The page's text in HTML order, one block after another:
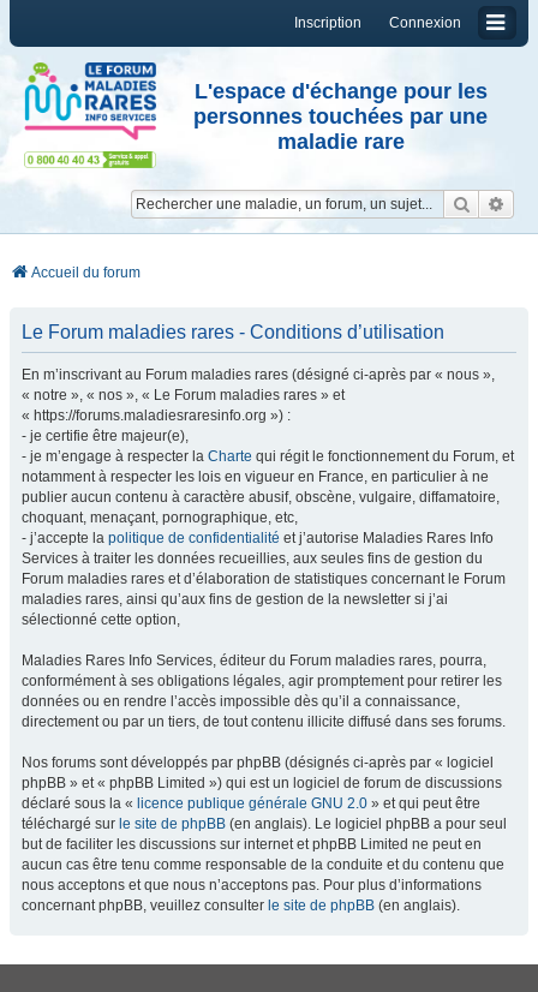
Connexion
Inscription
L'espace d'échange pour les
personnes touchées par une
maladie rare
Accueil du forum
Le Forum maladies rares - Conditions d’utilisation
En m’inscrivant au Forum maladies rares (désigné ci-après par « nous »,
« notre », « nos », « Le Forum maladies rares » et
« https://forums.maladiesraresinfo.org ») :
- je certifie être majeur(e),
- je m’engage à respecter la Charte qui régit le fonctionnement du Forum, et
notamment à respecter les lois en vigueur en France, en particulier à ne
publier aucun contenu à caractère abusif, obscène, vulgaire, diffamatoire,
choquant, menaçant, pornographique, etc,
- j’accepte la politique de confidentialité et j’autorise Maladies Rares Info
Services à traiter les données recueillies, aux seules fins de gestion du
Forum maladies rares et d’élaboration de statistiques concernant le Forum
maladies rares, ainsi qu’aux fins de gestion de la newsletter si j’ai
sélectionné cette option,
Maladies Rares Info Services, éditeur du Forum maladies rares, pourra,
conformément à ses obligations légales, agir promptement pour retirer les
données ou en rendre l’accès impossible dès qu’il a connaissance,
directement ou par un tiers, de tout contenu illicite diffusé dans ses forums.
Nos forums sont développés par phpBB (désignés ci-après par « logiciel
phpBB » et « phpBB Limited ») qui est un logiciel de forum de discussions
déclaré sous la « licence publique générale GNU 2.0 » et qui peut être
téléchargé sur le site de phpBB (en anglais). Le logiciel phpBB a pour seul
but de faciliter les discussions sur internet et phpBB Limited ne peut en
aucun cas être tenu comme responsable de la conduite et du contenu que
nous acceptons et que nous n’acceptons pas. Pour plus d’informations
concernant phpBB, veuillez consulter le site de phpBB (en anglais).